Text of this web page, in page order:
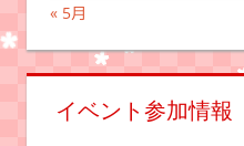
« 5月
イベント参加情報